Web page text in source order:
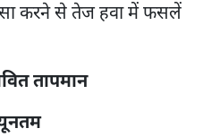
करने से तेज हवा में फसलें
तापमान